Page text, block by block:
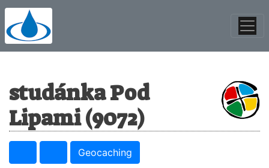
studánka Pod
Lipami (9072)
Geocaching